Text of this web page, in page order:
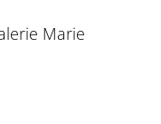
Marie